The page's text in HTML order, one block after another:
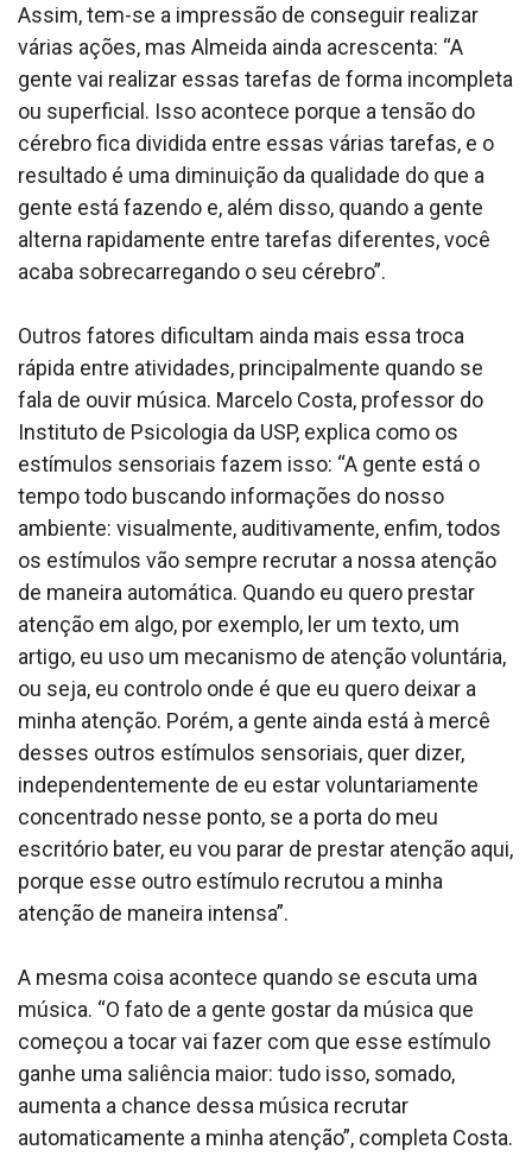
Assim, tem-se a impressão de conseguir realizar
várias ações, mas Almeida ainda acrescenta: “A
gente vai realizar essas tarefas de forma incompleta
ou superficial. Isso acontece porque a tensão do
cérebro fica dividida entre essas várias tarefas, e o
resultado é uma diminuição da qualidade do que a
gente está fazendo e, além disso, quando a gente
alterna rapidamente entre tarefas diferentes, você
acaba sobrecarregando o seu cérebro”.
Outros fatores dificultam ainda mais essa troca
rápida entre atividades, principalmente quando se
fala de ouvir música. Marcelo Costa, professor do
Instituto de Psicologia da USP, explica como os
estímulos sensoriais fazem isso: “A gente está o
tempo todo buscando informações do nosso
ambiente: visualmente, auditivamente, enfim, todos
os estímulos vão sempre recrutar a nossa atenção
de maneira automática. Quando eu quero prestar
atenção em algo, por exemplo, ler um texto, um
artigo, eu uso um mecanismo de atenção voluntária,
ou seja, eu controlo onde é que eu quero deixar a
minha atenção. Porém, a gente ainda está à mercê
desses outros estímulos sensoriais, quer dizer,
independentemente de eu estar voluntariamente
concentrado nesse ponto, se a porta do meu
escritório bater, eu vou parar de prestar atenção aqui,
porque esse outro estímulo recrutou a minha
atenção de maneira intensa”.
A mesma coisa acontece quando se escuta uma
música. “O fato de a gente gostar da música que
começou a tocar vai fazer com que esse estímulo
ganhe uma saliência maior: tudo isso, somado,
aumenta a chance dessa música recrutar
automaticamente a minha atenção”, completa Costa.